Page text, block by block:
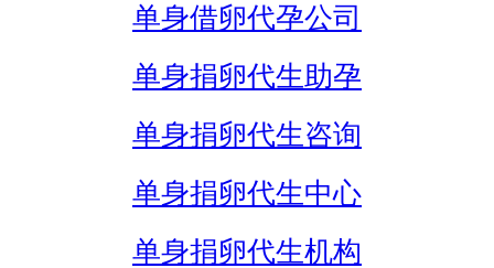
单身借卵代孕公司
单身捐卵代生助孕
单身捐卵代生咨询
单身捐卵代生中心
单身捐卵代生机构